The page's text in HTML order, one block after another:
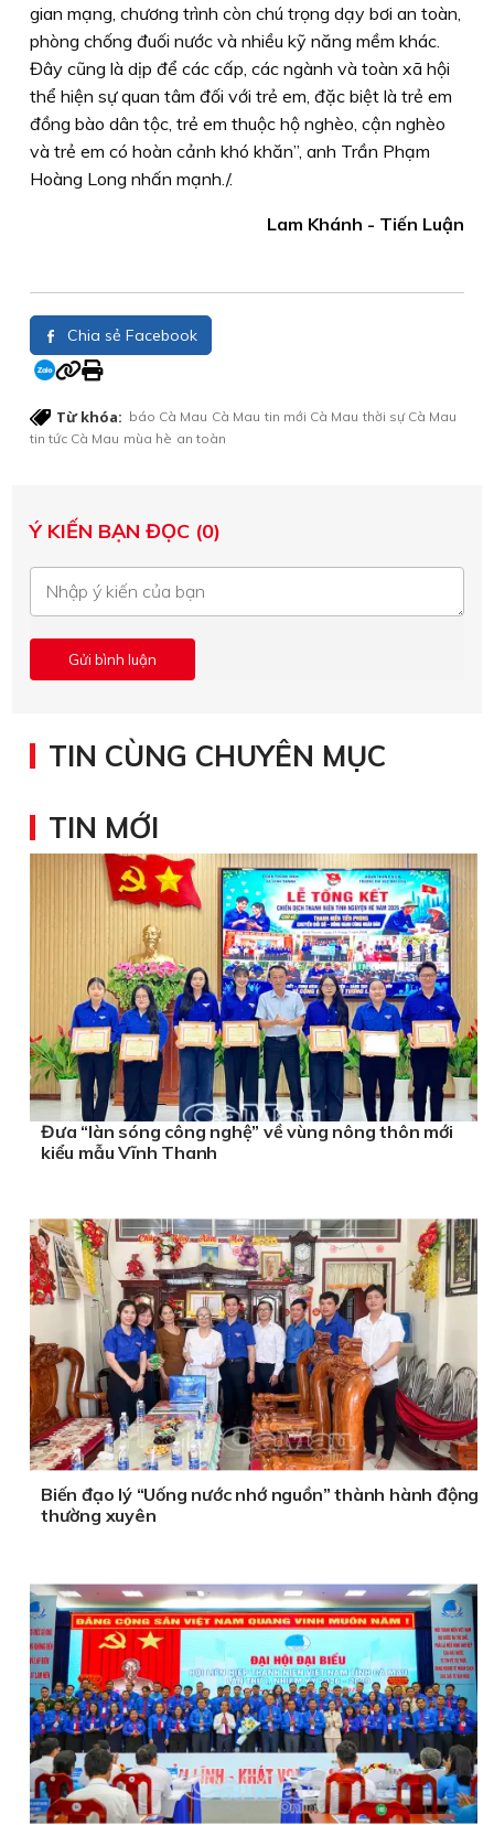
gian mạng, chương trình còn chú trọng dạy bơi an toàn,
phòng chống đuối nước và nhiều kỹ năng mềm khác.
Đây cũng là dịp để các cấp, các ngành và toàn xã hội
thể hiện sự quan tâm đối với trẻ em, đặc biệt là trẻ em
đồng bào dân tộc, trẻ em thuộc hộ nghèo, cận nghèo
và trẻ em có hoàn cảnh khó khăn”, anh Trần Phạm
Hoàng Long nhấn mạnh./.
Lam Khánh - Tiến Luận
Chia sẻ Facebook
Từ khóa: báo Cà Mau Cà Mau tin mới Cà Mau thời sự Cà Mau
tin tức Cà Mau mùa hè an toàn
Ý KIẾN BẠN ĐỌC (0)
TIN CÙNG CHUYÊN MỤC
TIN MỚI
Đưa “làn sóng công nghệ” về vùng nông thôn mới
kiểu mẫu Vĩnh Thanh
Biến đạo lý “Uống nước nhớ nguồn” thành hành động
thường xuyên